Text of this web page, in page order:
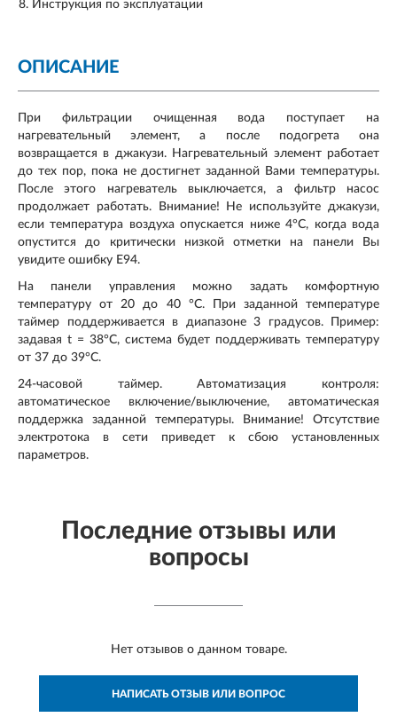
Инструкция по эксплуатации
ОПИСАНИЕ
При фильтрации очищенная вода поступает на
нагревательный элемент, а после подогрета она
возвращается в джакузи. Нагревательный элемент работает
до тех пор, пока не достигнет заданной Вами температуры.
После этого нагреватель выключается, а фильтр насос
продолжает работать. Внимание! Не используйте джакузи,
если температура воздуха опускается ниже 4°C, когда вода
опустится до критически низкой отметки на панели Вы
увидите ошибку Е94.
На панели управления можно задать комфортную
температуру от 20 до 40 °C. При заданной температуре
таймер поддерживается в диапазоне 3 градусов. Пример:
задавая t = 38°C, система будет поддерживать температуру
от 37 до 39°C.
24-часовой таймер. Автоматизация контроля:
автоматическое включение/выключение, автоматическая
поддержка заданной температуры. Внимание! Отсутствие
электротока в сети приведет к сбою установленных
параметров.
Последние отзывы или
вопросы
Нет отзывов о данном товаре.
НАПИСАТЬ ОТЗЫВ ИЛИ ВОПРОС